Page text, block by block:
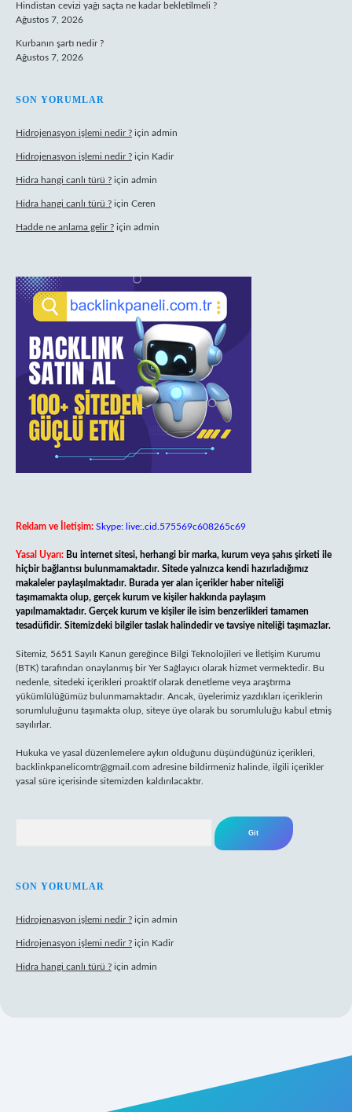
Hindistan cevizi yağı saçta ne kadar bekletilmeli ?
Ağustos 7, 2026
Kurbanın şartı nedir ?
Ağustos 7, 2026
SON YORUMLAR
Hidrojenasyon işlemi nedir ? için admin
Hidrojenasyon işlemi nedir ? için Kadir
Hidra hangi canlı türü ? için admin
Hidra hangi canlı türü ? için Ceren
Hadde ne anlama gelir ? için admin
Reklam ve İletişim: Skype: live:.cid.575569c608265c69
Yasal Uyarı: Bu internet sitesi, herhangi bir marka, kurum veya şahıs şirketi ile
hiçbir bağlantısı bulunmamaktadır. Sitede yalnızca kendi hazırladığımız
makaleler paylaşılmaktadır. Burada yer alan içerikler haber niteliği
taşımamakta olup, gerçek kurum ve kişiler hakkında paylaşım
yapılmamaktadır. Gerçek kurum ve kişiler ile isim benzerlikleri tamamen
tesadüfidir. Sitemizdeki bilgiler taslak halindedir ve tavsiye niteliği taşımazlar.
Sitemiz, 5651 Sayılı Kanun gereğince Bilgi Teknolojileri ve İletişim Kurumu
(BTK) tarafından onaylanmış bir Yer Sağlayıcı olarak hizmet vermektedir. Bu
nedenle, sitedeki içerikleri proaktif olarak denetleme veya araştırma
yükümlülüğümüz bulunmamaktadır. Ancak, üyelerimiz yazdıkları içeriklerin
sorumluluğunu taşımakta olup, siteye üye olarak bu sorumluluğu kabul etmiş
sayılırlar.
Hukuka ve yasal düzenlemelere aykırı olduğunu düşündüğünüz içerikleri,
backlinkpanelicomtr@gmail.com adresine bildirmeniz halinde, ilgili içerikler
yasal süre içerisinde sitemizden kaldırılacaktır.
SON YORUMLAR
Hidrojenasyon işlemi nedir ? için admin
Hidrojenasyon işlemi nedir ? için Kadir
Hidra hangi canlı türü ? için admin